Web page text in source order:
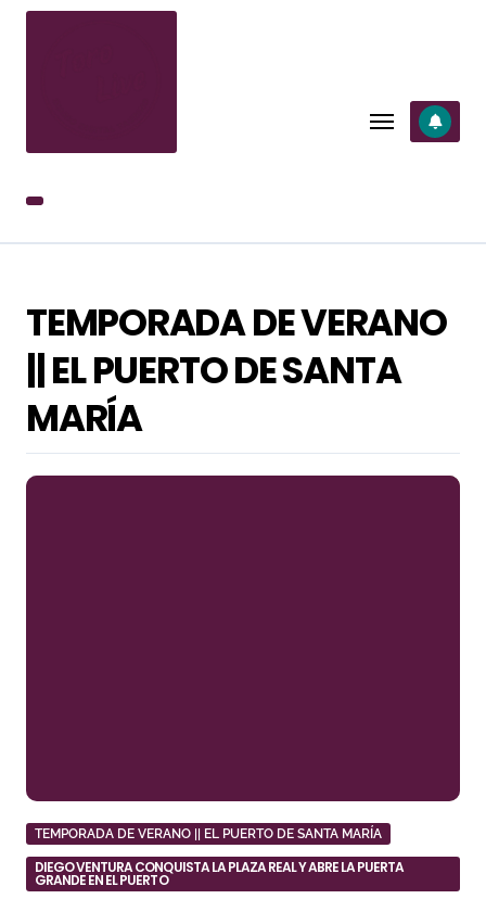
SALTAR
TEMPORADA DE VERANO
|| EL PUERTO DE SANTA
MARÍA
TEMPORADA DE VERANO || EL PUERTO DE SANTA MARÍA
DIEGO VENTURA CONQUISTA LA PLAZA REAL Y ABRE LA PUERTA
GRANDE EN EL PUERTO